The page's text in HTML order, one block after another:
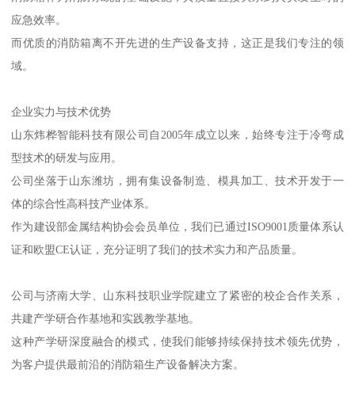
应急效率。
而优质的消防箱离不开先进的生产设备支持，这正是我们专注的领
域。
企业实力与技术优势
山东炜桦智能科技有限公司自2005年成立以来，始终专注于冷弯成
型技术的研发与应用。
公司坐落于山东潍坊，拥有集设备制造、模具加工、技术开发于一
体的综合性高科技产业体系。
作为建设部金属结构协会会员单位，我们已通过ISO9001质量体系认
证和欧盟CE认证，充分证明了我们的技术实力和产品质量。
公司与济南大学、山东科技职业学院建立了紧密的校企合作关系，
共建产学研合作基地和实践教学基地。
这种产学研深度融合的模式，使我们能够持续保持技术领先优势，
为客户提供最前沿的消防箱生产设备解决方案。